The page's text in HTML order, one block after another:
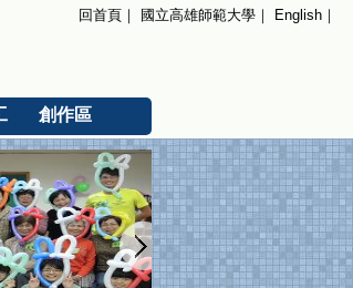
回首頁 ｜ 國立高雄師範大學 ｜ English ｜
創作區